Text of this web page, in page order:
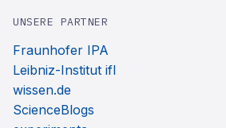
UNSERE PARTNER
Fraunhofer IPA
Leibniz-Institut ifl
wissen.de
ScienceBlogs